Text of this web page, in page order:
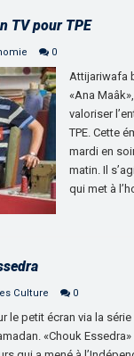
TV pour TPE
0
Attijariwafa
«Ana
valoriser
TPE. Cette
mardi en
matin. Il
qui met à
Culture 0
le petit écran via la
«Chouk